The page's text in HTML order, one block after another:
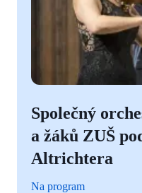
Společný
a žáků ZUŠ
Altrichtera
Na program